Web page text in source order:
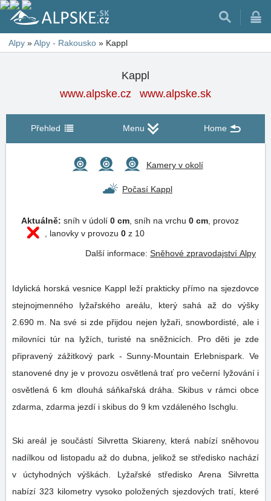
Alpy »Alpy - Rakousko » Kappl
Kappl
www.alpske.cz
www.alpske.sk
Přehled Menu Home
Kamery v okolí
Počasí Kappl
Aktuálně: sníh v údolí 0 cm , sníh na vrchu 0 cm , provoz
, lanovky v provozu 0 z 10
Další informace: Sněhové zpravodajství Alpy
Idylická horská vesnice Kappl leží prakticky přímo na sjezdovce
stejnojmenného lyžařského areálu, který sahá až do výšky
2.690 m. Na své si zde přijdou nejen lyžaři, snowbordisté, ale i
milovníci túr na lyžích, turisté na sněžnicích. Pro děti je zde
připravený zážitkový park - Sunny-Mountain Erlebnispark. Ve
stanovené dny je v provozu osvětlená trať pro večerní lyžování i
osvětlená 6 km dlouhá sáňkařská dráha. Skibus v rámci obce
zdarma, zdarma jezdí i skibus do 9 km vzdáleného Ischglu.
Ski areál je součástí Silvretta Skiareny, která nabízí sněhovou
nadílkou od listopadu až do dubna, jelikož se středisko nachází
v úctyhodných výškách. Lyžařské středisko Arena Silvretta
nabízí 323 kilometry vysoko položených sjezdových tratí, které